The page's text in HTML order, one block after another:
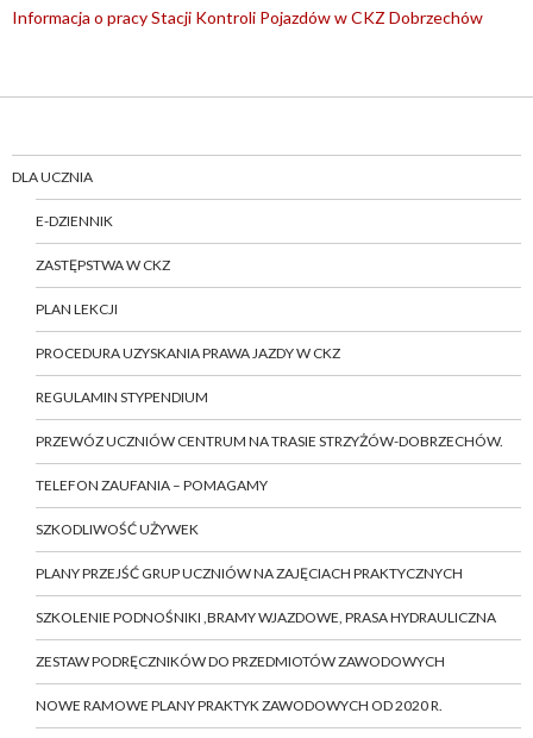
Informacja o pracy Stacji Kontroli Pojazdów w CKZ Dobrzechów
DLA UCZNIA
E-DZIENNIK
ZASTĘPSTWA W CKZ
PLAN LEKCJI
PROCEDURA UZYSKANIA PRAWA JAZDY W CKZ
REGULAMIN STYPENDIUM
PRZEWÓZ UCZNIÓW CENTRUM NA TRASIE STRZYŻÓW-DOBRZECHÓW.
TELEFON ZAUFANIA – POMAGAMY
SZKODLIWOŚĆ UŻYWEK
PLANY PRZEJŚĆ GRUP UCZNIÓW NA ZAJĘCIACH PRAKTYCZNYCH
SZKOLENIE PODNOŚNIKI ,BRAMY WJAZDOWE, PRASA HYDRAULICZNA
ZESTAW PODRĘCZNIKÓW DO PRZEDMIOTÓW ZAWODOWYCH
NOWE RAMOWE PLANY PRAKTYK ZAWODOWYCH OD 2020 R.